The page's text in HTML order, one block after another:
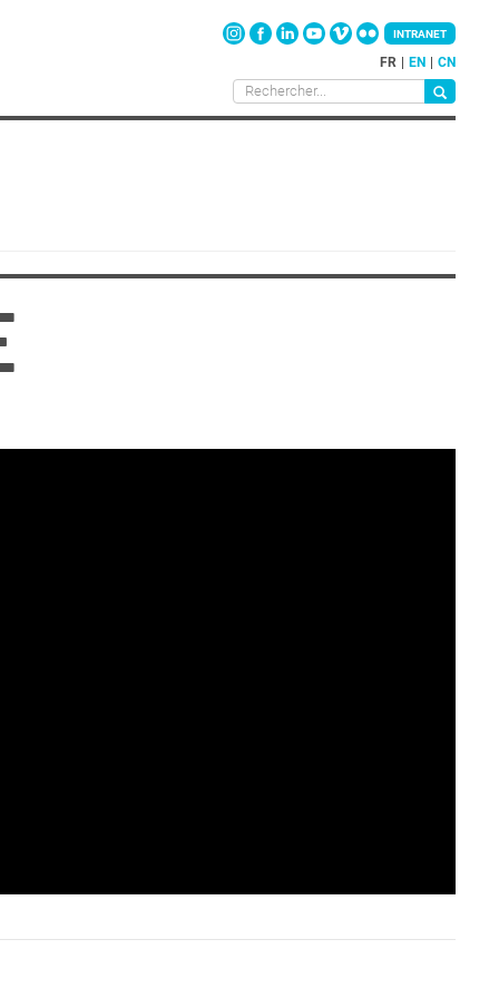
FR EN CN
INTRANET